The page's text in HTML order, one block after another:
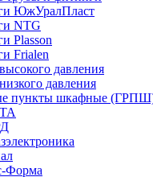
ЮжУралПласт
NTG
Plasson
Frialen
давления
давления
пункты шкафные
Форма